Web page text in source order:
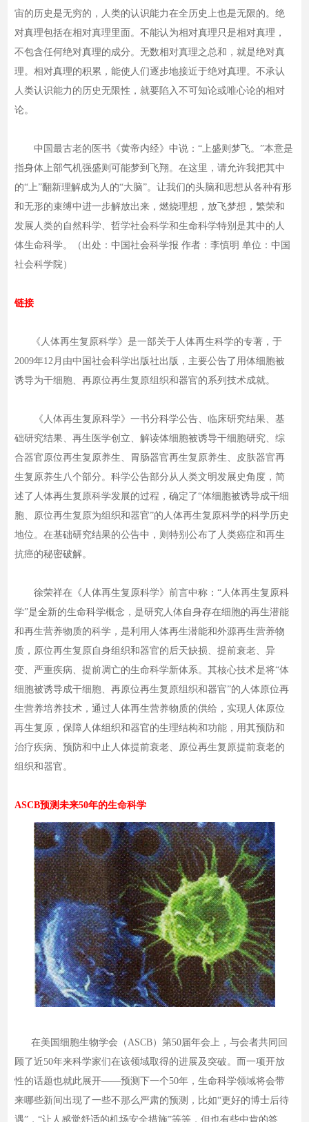
宙的历史是无穷的，人类的认识能力在全历史上也是无限的。绝
对真理包括在相对真理里面。不能认为相对真理只是相对真理，
不包含任何绝对真理的成分。无数相对真理之总和，就是绝对真
理。相对真理的积累，能使人们逐步地接近于绝对真理。不承认
人类认识能力的历史无限性，就要陷入不可知论或唯心论的相对
论。
中国最古老的医书《黄帝内经》中说：“上盛则梦飞。”本意是
指身体上部气机强盛则可能梦到飞翔。在这里，请允许我把其中
的“上”翻新理解成为人的“大脑”。让我们的头脑和思想从各种有形
和无形的束缚中进一步解放出来，燃烧理想，放飞梦想，繁荣和
发展人类的自然科学、哲学社会科学和生命科学特别是其中的人
体生命科学。（出处：中国社会科学报 作者：李慎明 单位：中国
社会科学院）
链接
《人体再生复原科学》是一部关于人体再生科学的专著，于
2009年12月由中国社会科学出版社出版，主要公告了用体细胞被
诱导为干细胞、再原位再生复原组织和器官的系列技术成就。
《人体再生复原科学》一书分科学公告、临床研究结果、基
础研究结果、再生医学创立、解读体细胞被诱导干细胞研究、综
合器官原位再生复原养生、胃肠器官再生复原养生、皮肤器官再
生复原养生八个部分。科学公告部分从人类文明发展史角度，简
述了人体再生复原科学发展的过程，确定了“体细胞被诱导成干细
胞、原位再生复原为组织和器官”的人体再生复原科学的科学历史
地位。在基础研究结果的公告中，则特别公布了人类癌症和再生
抗癌的秘密破解。
徐荣祥在《人体再生复原科学》前言中称：“人体再生复原科
学”是全新的生命科学概念，是研究人体自身存在细胞的再生潜能
和再生营养物质的科学，是利用人体再生潜能和外源再生营养物
质，原位再生复原自身组织和器官的后天缺损、提前衰老、异
变、严重疾病、提前凋亡的生命科学新体系。其核心技术是将“体
细胞被诱导成干细胞、再原位再生复原组织和器官”的人体原位再
生营养培养技术，通过人体再生营养物质的供给，实现人体原位
再生复原，保障人体组织和器官的生理结构和功能，用其预防和
治疗疾病、预防和中止人体提前衰老、原位再生复原提前衰老的
组织和器官。
ASCB预测未来50年的生命科学
在美国细胞生物学会（ASCB）第50届年会上，与会者共同回
顾了近50年来科学家们在该领域取得的进展及突破。而一项开放
性的话题也就此展开——预测下一个50年，生命科学领域将会带
来哪些新间出现了一些不那么严肃的预测，比如“更好的博士后待
遇”，“让人感觉舒适的机场安全措施”等等，但也有些中肯的答